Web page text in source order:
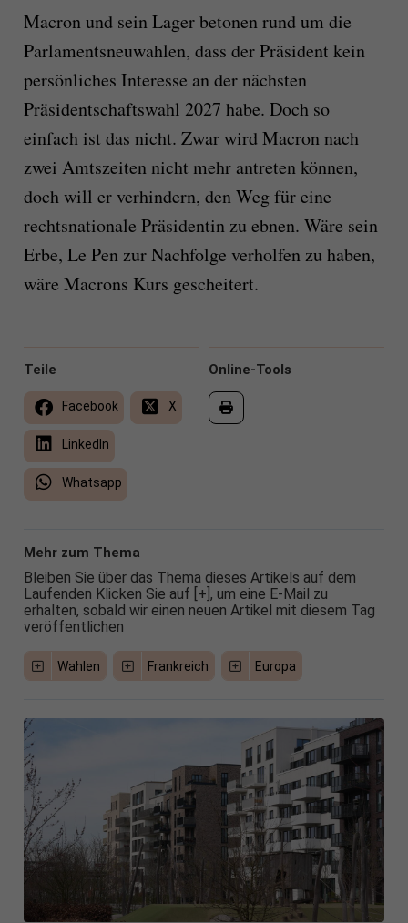
Macron und sein Lager betonen rund um die
Parlamentsneuwahlen, dass der Präsident kein
persönliches Interesse an der nächsten
Präsidentschaftswahl 2027 habe. Doch so
einfach ist das nicht. Zwar wird Macron nach
zwei Amtszeiten nicht mehr antreten können,
doch will er verhindern, den Weg für eine
rechtsnationale Präsidentin zu ebnen. Wäre sein
Erbe, Le Pen zur Nachfolge verholfen zu haben,
wäre Macrons Kurs gescheitert.
Online-Tools
Teile
Facebook X
LinkedIn
Whatsapp
Mehr zum Thema
Bleiben Sie über das Thema dieses Artikels auf dem
Laufenden Klicken Sie auf [+], um eine E-Mail zu
erhalten, sobald wir einen neuen Artikel mit diesem Tag
veröffentlichen
Wahlen Frankreich Europa